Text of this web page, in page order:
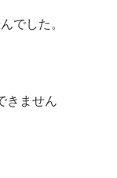
でした。
きません